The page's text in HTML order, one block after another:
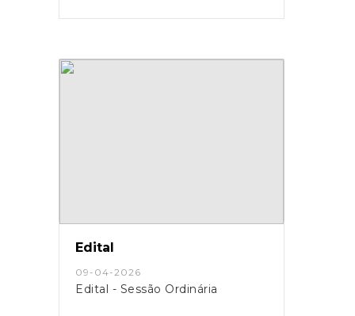
Edital
09-04-2026
Edital - Sessão Ordinária